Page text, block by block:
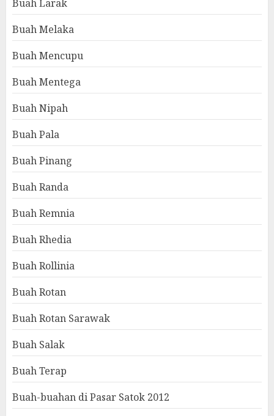
Buah Larak
Buah Melaka
Buah Mencupu
Buah Mentega
Buah Nipah
Buah Pala
Buah Pinang
Buah Randa
Buah Remnia
Buah Rhedia
Buah Rollinia
Buah Rotan
Buah Rotan Sarawak
Buah Salak
Buah Terap
Buah-buahan di Pasar Satok 2012